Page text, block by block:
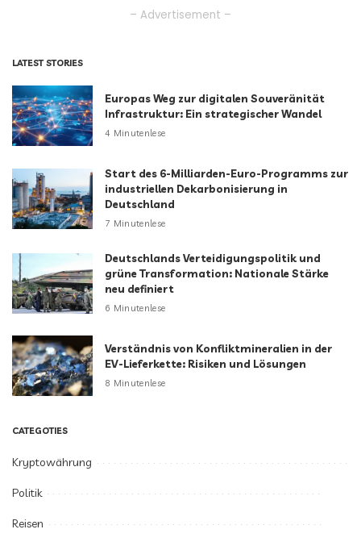
– Advertisement –
LATEST STORIES
Europas Weg zur digitalen Souveränität
Infrastruktur: Ein strategischer Wandel
4 Minutenlese
Start des 6-Milliarden-Euro-Programms zur
industriellen Dekarbonisierung in
Deutschland
7 Minutenlese
Deutschlands Verteidigungspolitik und
grüne Transformation: Nationale Stärke
neu definiert
6 Minutenlese
Verständnis von Konfliktmineralien in der
EV-Lieferkette: Risiken und Lösungen
8 Minutenlese
CATEGOTIES
Kryptowährung
Politik
Reisen